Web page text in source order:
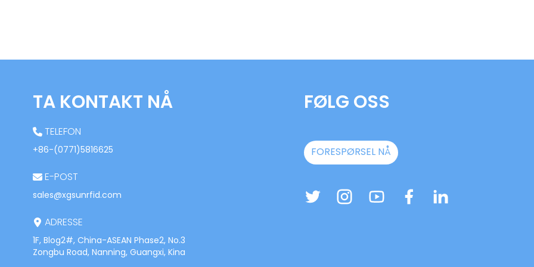
TA KONTAKT NÅ
TELEFON
+86-(0771)5816625
E-POST
sales@xgsunrfid.com
ADRESSE
1F, Blog2#, China-ASEAN Phase2, No.3
Zongbu Road, Nanning, Guangxi, Kina
FØLG OSS
FORESPØRSEL NÅ